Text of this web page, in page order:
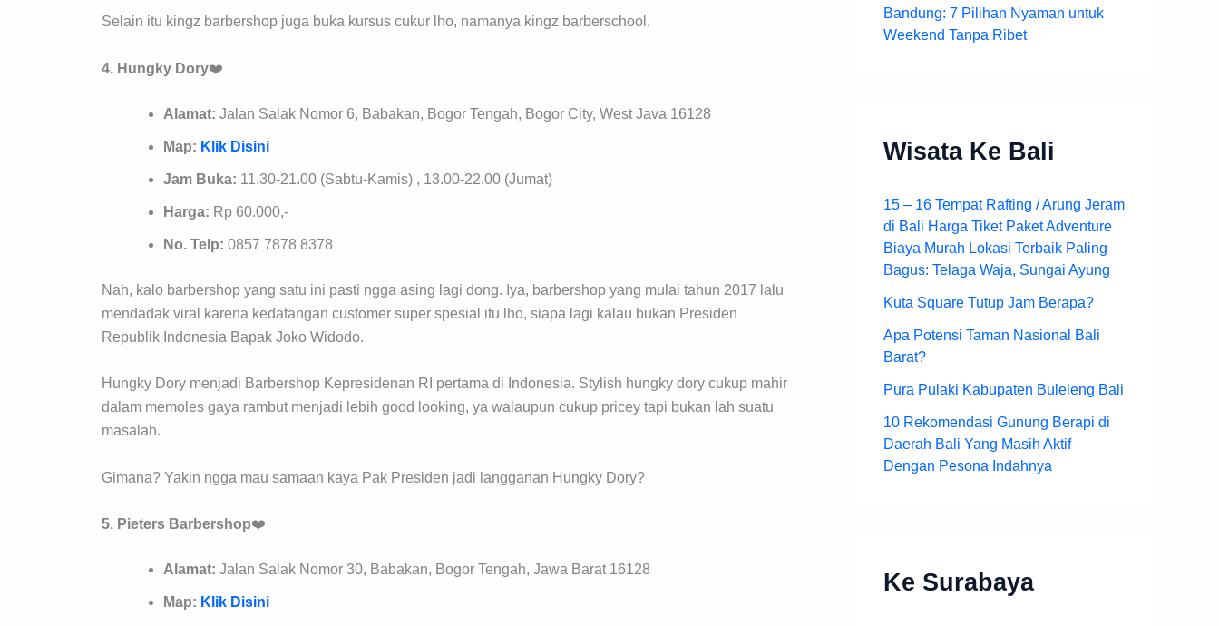
Selain itu kingz barbershop juga buka kursus cukur lho, namanya kingz barberschool.
4. Hungky Dory❤️
Alamat: Jalan Salak Nomor 6, Babakan, Bogor Tengah, Bogor City, West Java 16128
Map: Klik Disini
Jam Buka: 11.30-21.00 (Sabtu-Kamis) , 13.00-22.00 (Jumat)
Harga: Rp 60.000,-
No. Telp: 0857 7878 8378
Nah, kalo barbershop yang satu ini pasti ngga asing lagi dong. Iya, barbershop yang mulai tahun 2017 lalu
mendadak viral karena kedatangan customer super spesial itu lho, siapa lagi kalau bukan Presiden
Republik Indonesia Bapak Joko Widodo.
Hungky Dory menjadi Barbershop Kepresidenan RI pertama di Indonesia. Stylish hungky dory cukup mahir
dalam memoles gaya rambut menjadi lebih good looking, ya walaupun cukup pricey tapi bukan lah suatu
masalah.
Gimana? Yakin ngga mau samaan kaya Pak Presiden jadi langganan Hungky Dory?
5. Pieters Barbershop❤️
Alamat: Jalan Salak Nomor 30, Babakan, Bogor Tengah, Jawa Barat 16128
Map: Klik Disini
Bandung: 7 Pilihan Nyaman untuk
Weekend Tanpa Ribet
Wisata Ke Bali
15 – 16 Tempat Rafting / Arung Jeram
di Bali Harga Tiket Paket Adventure
Biaya Murah Lokasi Terbaik Paling
Bagus: Telaga Waja, Sungai Ayung
Kuta Square Tutup Jam Berapa?
Apa Potensi Taman Nasional Bali
Barat?
Pura Pulaki Kabupaten Buleleng Bali
10 Rekomendasi Gunung Berapi di
Daerah Bali Yang Masih Aktif
Dengan Pesona Indahnya
Ke Surabaya